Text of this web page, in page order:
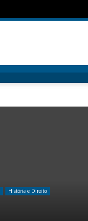
História e Direito